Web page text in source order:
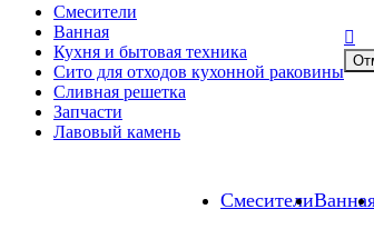
Смесители
Смесители
Ванная
Кухня и бытовая техника
Сито для отходов кухонной раковины
Сливная решетка
Запчасти
Лавовый камень
